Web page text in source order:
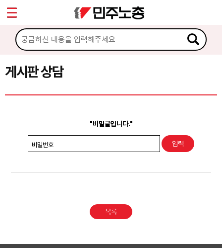
게시판 상담
"비밀글입니다."
비밀번호
목록
마이페이지
소개
소식
노동상담
권리찾기수첩 검색
찾아보기
Sketchbook5, 스케치북5
Sketchbook5, 스케치북5